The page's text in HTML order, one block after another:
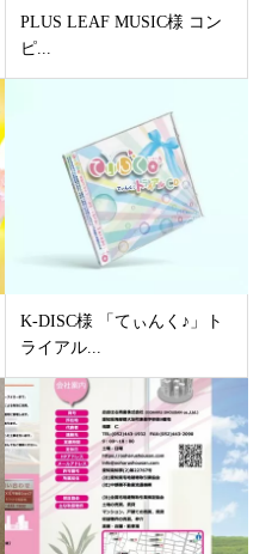
PLUS LEAF MUSIC様 コン
ピ...
K-DISC様 「てぃんく♪」ト
ライアル...